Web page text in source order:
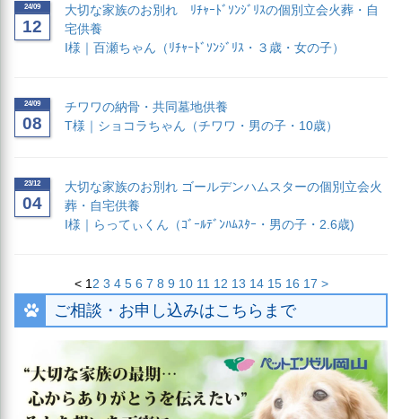
24/09
12
大切な家族のお別れ ﾘﾁｬｰﾄﾞｿﾝｼﾞﾘｽの個別立会火葬・自
宅供養
I様｜百瀬ちゃん（ﾘﾁｬｰﾄﾞｿﾝｼﾞﾘｽ・３歳・女の子）
24/09
08
チワワの納骨・共同墓地供養
T様｜ショコラちゃん（チワワ・男の子・10歳）
23/12
04
大切な家族のお別れ ゴールデンハムスターの個別立会火
葬・自宅供養
I様｜らってぃくん（ｺﾞｰﾙﾃﾞﾝﾊﾑｽﾀｰ・男の子・2.6歳)
< 1 2 3 4 5 6 7 8 9 10 11 12 13 14 15 16 17 >
ご相談・お申し込みはこちらまで